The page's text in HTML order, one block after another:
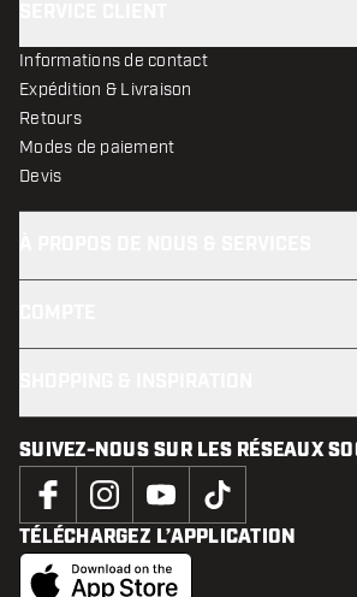
Informations de contact
Expédition & Livraison
Retours
Modes de paiement
Devis
SUIVEZ-NOUS SUR LES RÉSEAUX
TÉLÉCHARGEZ L’APPLICATION